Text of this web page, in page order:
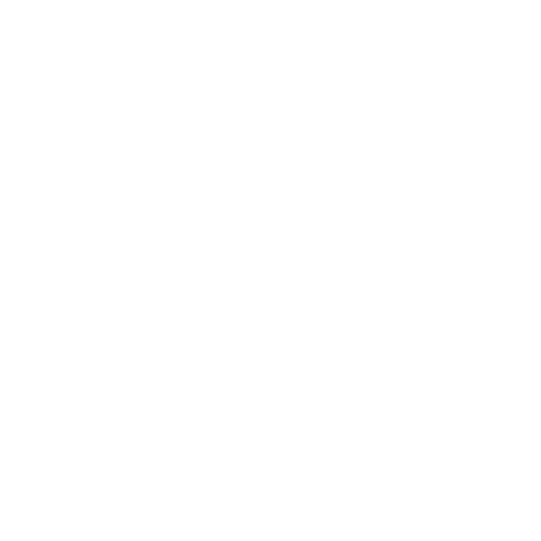
a su